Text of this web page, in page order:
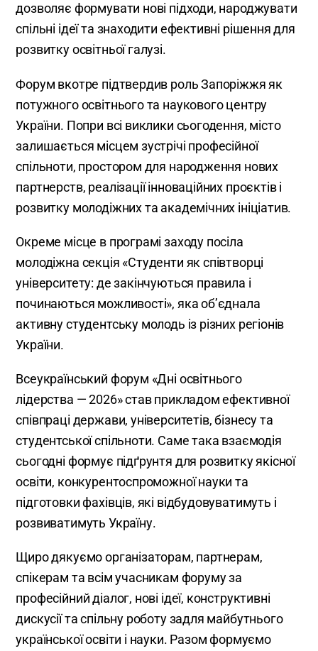
дозволяє формувати нові підходи, народжувати
спільні ідеї та знаходити ефективні рішення для
розвитку освітньої галузі.
Форум вкотре підтвердив роль Запоріжжя як
потужного освітнього та наукового центру
України. Попри всі виклики сьогодення, місто
залишається місцем зустрічі професійної
спільноти, простором для народження нових
партнерств, реалізації інноваційних проєктів і
розвитку молодіжних та академічних ініціатив.
Окреме місце в програмі заходу посіла
молодіжна секція «Студенти як співтворці
університету: де закінчуються правила і
починаються можливості», яка об’єднала
активну студентську молодь із різних регіонів
України.
Всеукраїнський форум «Дні освітнього
лідерства — 2026» став прикладом ефективної
співпраці держави, університетів, бізнесу та
студентської спільноти. Саме така взаємодія
сьогодні формує підґрунтя для розвитку якісної
освіти, конкурентоспроможної науки та
підготовки фахівців, які відбудовуватимуть і
розвиватимуть Україну.
Щиро дякуємо організаторам, партнерам,
спікерам та всім учасникам форуму за
професійний діалог, нові ідеї, конструктивні
дискусії та спільну роботу задля майбутнього
української освіти і науки. Разом формуємо